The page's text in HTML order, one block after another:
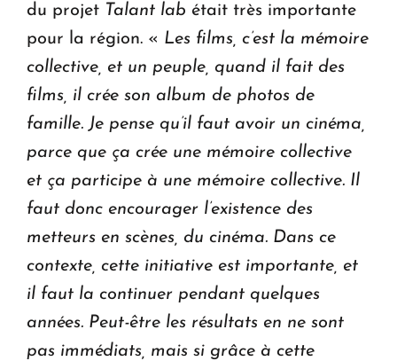
du projet Talant lab était très importante
pour la région. « Les films, c’est la mémoire
collective, et un peuple, quand il fait des
films, il crée son album de photos de
famille. Je pense qu’il faut avoir un cinéma,
parce que ça crée une mémoire collective
et ça participe à une mémoire collective. Il
faut donc encourager l’existence des
metteurs en scènes, du cinéma. Dans ce
contexte, cette initiative est importante, et
il faut la continuer pendant quelques
années. Peut-être les résultats en ne sont
pas immédiats, mais si grâce à cette